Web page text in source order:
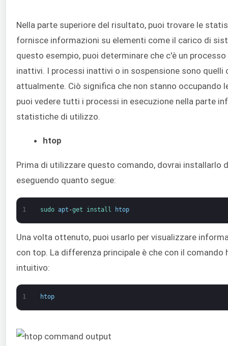
Nella parte superiore del risultato, puoi trovare le
fornisce informazioni su elementi come il carico di
questo esempio, puoi determinare che c'è un
inattivi. I processi inattivi o in sospensione sono quelli
attualmente. Ciò significa che non stanno occupando
puoi vedere tutti i processi in esecuzione nella parte
statistiche di utilizzo.
htop
Prima di utilizzare questo comando, dovrai installarlo
eseguendo quanto segue:
1 sudo apt -get install htop
Una volta ottenuto, puoi usarlo per visualizzare
con top. La differenza principale è che con il
intuitivo:
1 htop